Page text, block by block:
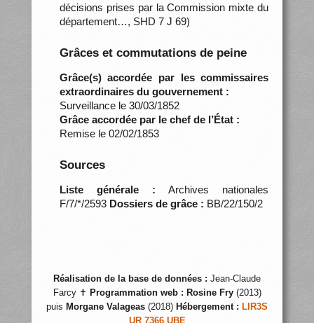
décisions prises par la Commission mixte du
département…, SHD 7 J 69)
Grâces et commutations de peine
Grâce(s) accordée par les commissaires
extraordinaires du gouvernement :
Surveillance le 30/03/1852
Grâce accordée par le chef de l’État :
Remise le 02/02/1853
Sources
Liste générale : Archives nationales
F/7/*/2593 Dossiers de grâce : BB/22/150/2
Réalisation de la base de données : Jean-Claude
Farcy ✝ Programmation web : Rosine Fry(2013)
puis Morgane Valageas (2018) Hébergement : LIR3S
UR 7366 UBE